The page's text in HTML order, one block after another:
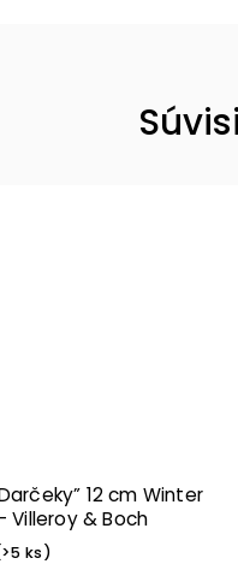
12 cm Winter
Villeroy & Boch
ks)